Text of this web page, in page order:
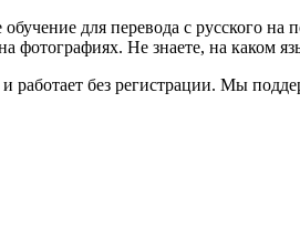
для перевода с русского на
Не знаете, на каком
работает без регистрации. Мы